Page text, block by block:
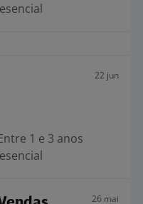
22 jun
1 e 3 anos
26 mai